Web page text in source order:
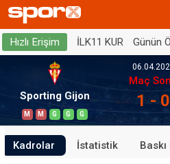
Hızlı Erişim İLK11 KUR Günün
Sporting Gijon
M M G G G
Maç
1 - 0
Kadrolar İstatistik